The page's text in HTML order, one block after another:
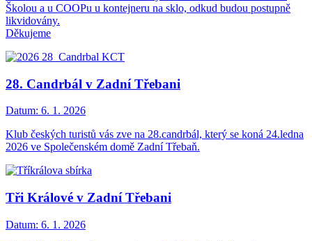
Školou a u COOPu u kontejneru na sklo, odkud budou postupně
likvidovány.
Děkujeme
28. Candrbál v Zadní Třebani
Datum: 6. 1. 2026
Klub českých turistů vás zve na 28.candrbál, který se koná 24.ledna
2026 ve Společenském domě Zadní Třebaň.
Tři Králové v Zadní Třebani
Datum: 6. 1. 2026